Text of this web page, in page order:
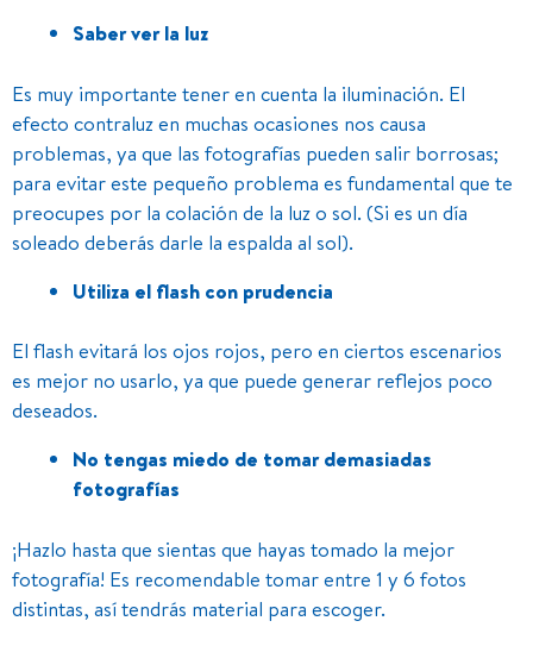
Saber ver la luz
Es muy importante tener en cuenta la iluminación. El
efecto contraluz en muchas ocasiones nos causa
problemas, ya que las fotografías pueden salir borrosas;
para evitar este pequeño problema es fundamental que te
preocupes por la colación de la luz o sol. (Si es un día
soleado deberás darle la espalda al sol).
Utiliza el flash con prudencia
El flash evitará los ojos rojos, pero en ciertos escenarios
es mejor no usarlo, ya que puede generar reflejos poco
deseados.
No tengas miedo de tomar demasiadas
fotografías
¡Hazlo hasta que sientas que hayas tomado la mejor
fotografía! Es recomendable tomar entre 1 y 6 fotos
distintas, así tendrás material para escoger.